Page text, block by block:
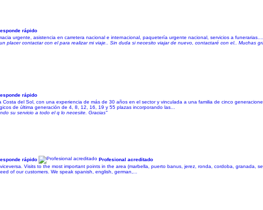
rápido
urgente, asistencia en carretera nacional e internacional, paquetería urgente nacional, servicios a
contactar con el para realizar mi viaje.. Sin duda si necesito viajar de nuevo, contactaré con el.. Muchas
rápido
del Sol, con una experiencia de más de 30 años en el sector y vinculada a una familia de cinco
de última generación de 4, 8, 12, 16, 19 y 55 plazas incorporando las...
su servicio a todo el q lo necesite. Gracias"
rápido
Profesional acreditado
Visits to the most important points in the area (marbella, puerto banus, jerez, ronda, cordoba, granada,
of our customers. We speak spanish, english, german,...